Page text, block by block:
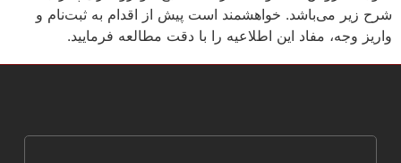
شرح زیر می‌باشد. خواهشمند است پیش از اقدام به ثبت‌نام و
واریز وجه، مفاد این اطلاعیه را با دقت مطالعه فرمایید.